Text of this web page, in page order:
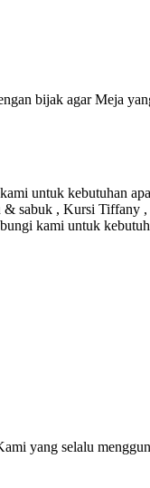
bijak agar Meja
untuk kebutuhan
sabuk , Kursi Tiffany
kami untuk
yang selalu